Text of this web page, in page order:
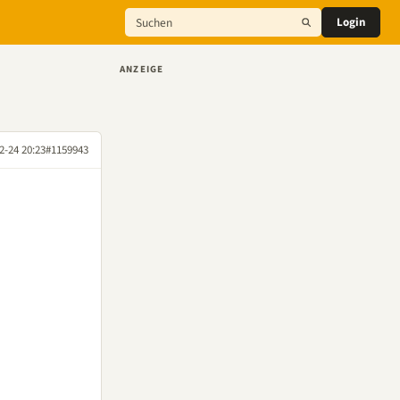
Login
24 20:23#1159943
ANZEIGE